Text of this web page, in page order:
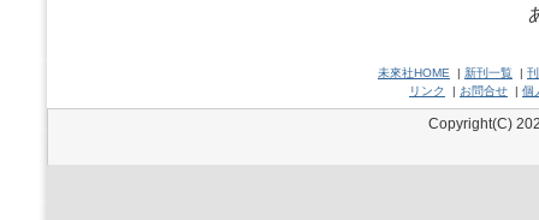
未來社HOME | 新刊一覧 |
リンク
| お問合せ | 個
Copyright(C)